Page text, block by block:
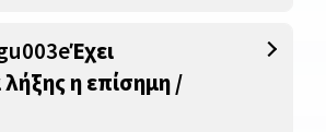
Έχει
η επίσημη /